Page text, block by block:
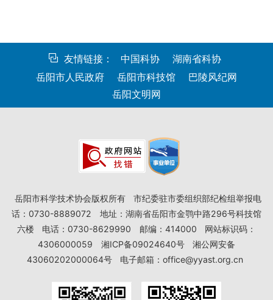
友情链接： 中国科协
湖南省科协
岳阳市人民政府
岳阳市科技馆
巴陵风纪网
岳阳文明网
岳阳市科学技术协会版权所有
市纪委驻市委组织部纪检组举报电
话：0730-8889072
地址：湖南省岳阳市金鹗中路296号科技馆
六楼
电话：0730-8629990 邮编：414000
网站标识码：
4306000059
湘ICP备09024640号
湘公网安备
43060202000064号
电子邮箱：office@yyast.org.cn